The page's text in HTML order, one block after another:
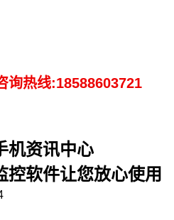
询热线:18588603721
机资讯中心
控软件让您放心使用